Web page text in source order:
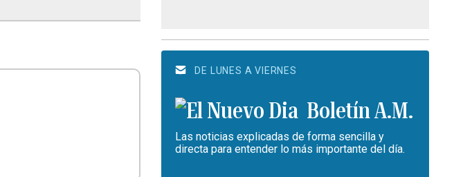
DE LUNES A VIERNES
Boletín A.M.
Las noticias explicadas de forma sencilla y
directa para entender lo más importante del día.